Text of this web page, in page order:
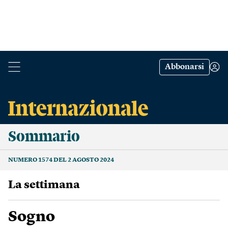
Abbonarsi
Sommario
NUMERO 1574 DEL 2 AGOSTO 2024
La settimana
Sogno